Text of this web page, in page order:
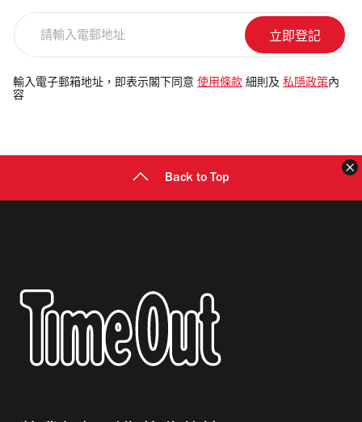
請
電
郵
輸入電子郵箱地址，即表示閣下同意 使用條款 細則及 私隱政策 內
容
Back to Top